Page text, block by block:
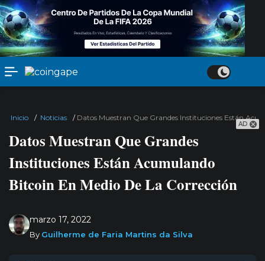
AD
Inicio / Noticias / Datos Muestran Que Grandes Instituciones Están
Datos Muestran Que Grandes
Instituciones Están Acumulando
Bitcoin En Medio De La Corrección
marzo 17, 2022
By Guilherme de Faria Martins da Silva